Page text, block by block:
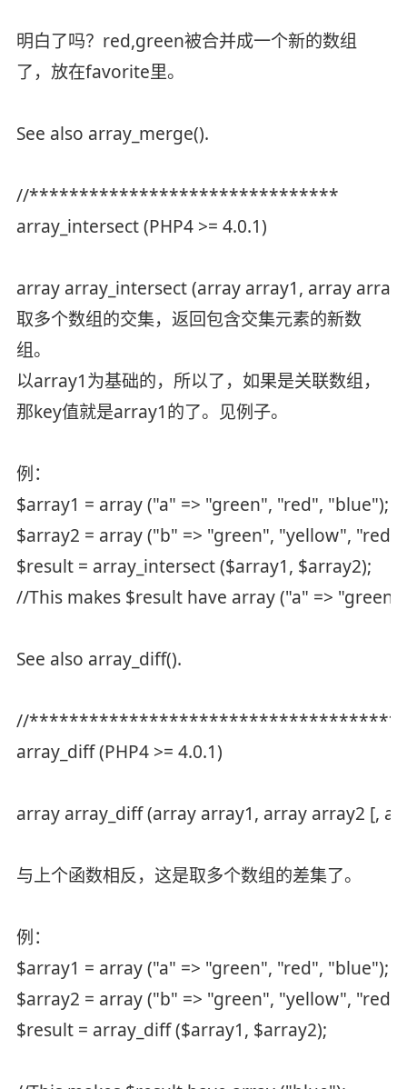
明白了吗？red,green被合并成一个新的数组
了，放在favorite里。
See also array_merge().
//*******************************
array_intersect (PHP4 >= 4.0.1)
array array_intersect (array array1, array
取多个数组的交集，返回包含交集元素的新数
组。
以array1为基础的，所以了，如果是关联数组，
那key值就是array1的了。见例子。
例：
$array1 = array ("a" => "green", "red", "blue");
$array2 = array ("b" => "green", "yellow",
$result = array_intersect ($array1, $array2);
//This makes $result have array ("a" =>
See also array_diff().
//
array_diff (PHP4 >= 4.0.1)
array array_diff (array array1, array array2 [,
与上个函数相反，这是取多个数组的差集了。
例：
$array1 = array ("a" => "green", "red", "blue");
$array2 = array ("b" => "green", "yellow",
$result = array_diff ($array1, $array2);